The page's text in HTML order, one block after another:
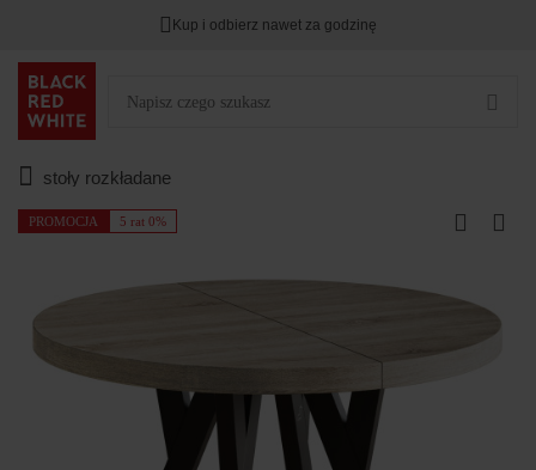
Kup i odbierz nawet za godzinę
stoły rozkładane
PROMOCJA 5 rat 0%